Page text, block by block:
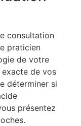
consultation
praticien
de votre
de vos
déterminer si
présentez